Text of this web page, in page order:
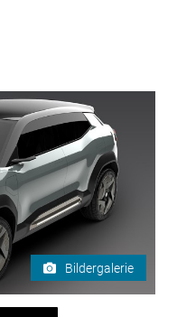
Bildergalerie